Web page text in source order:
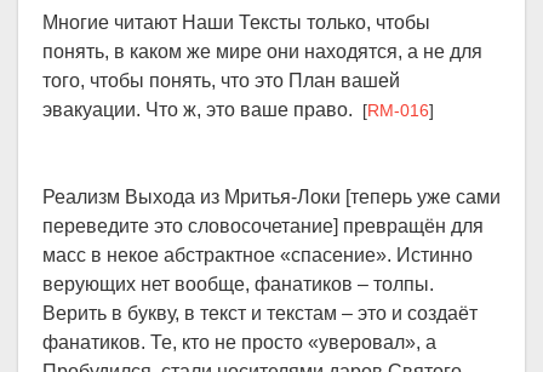
Многие читают Наши Тексты только, чтобы
понять, в каком же мире они находятся, а не для
того, чтобы понять, что это План вашей
эвакуации. Что ж, это ваше право. [RM-016]
Реализм Выхода из Мритья-Локи [теперь уже сами
переведите это словосочетание] превращён для
масс в некое абстрактное «спасение». Истинно
верующих нет вообще, фанатиков – толпы.
Верить в букву, в текст и текстам – это и создаёт
фанатиков. Те, кто не просто «уверовал», а